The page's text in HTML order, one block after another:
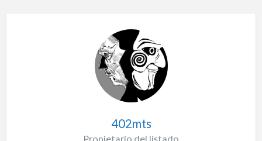
402mts
Propietario del listado